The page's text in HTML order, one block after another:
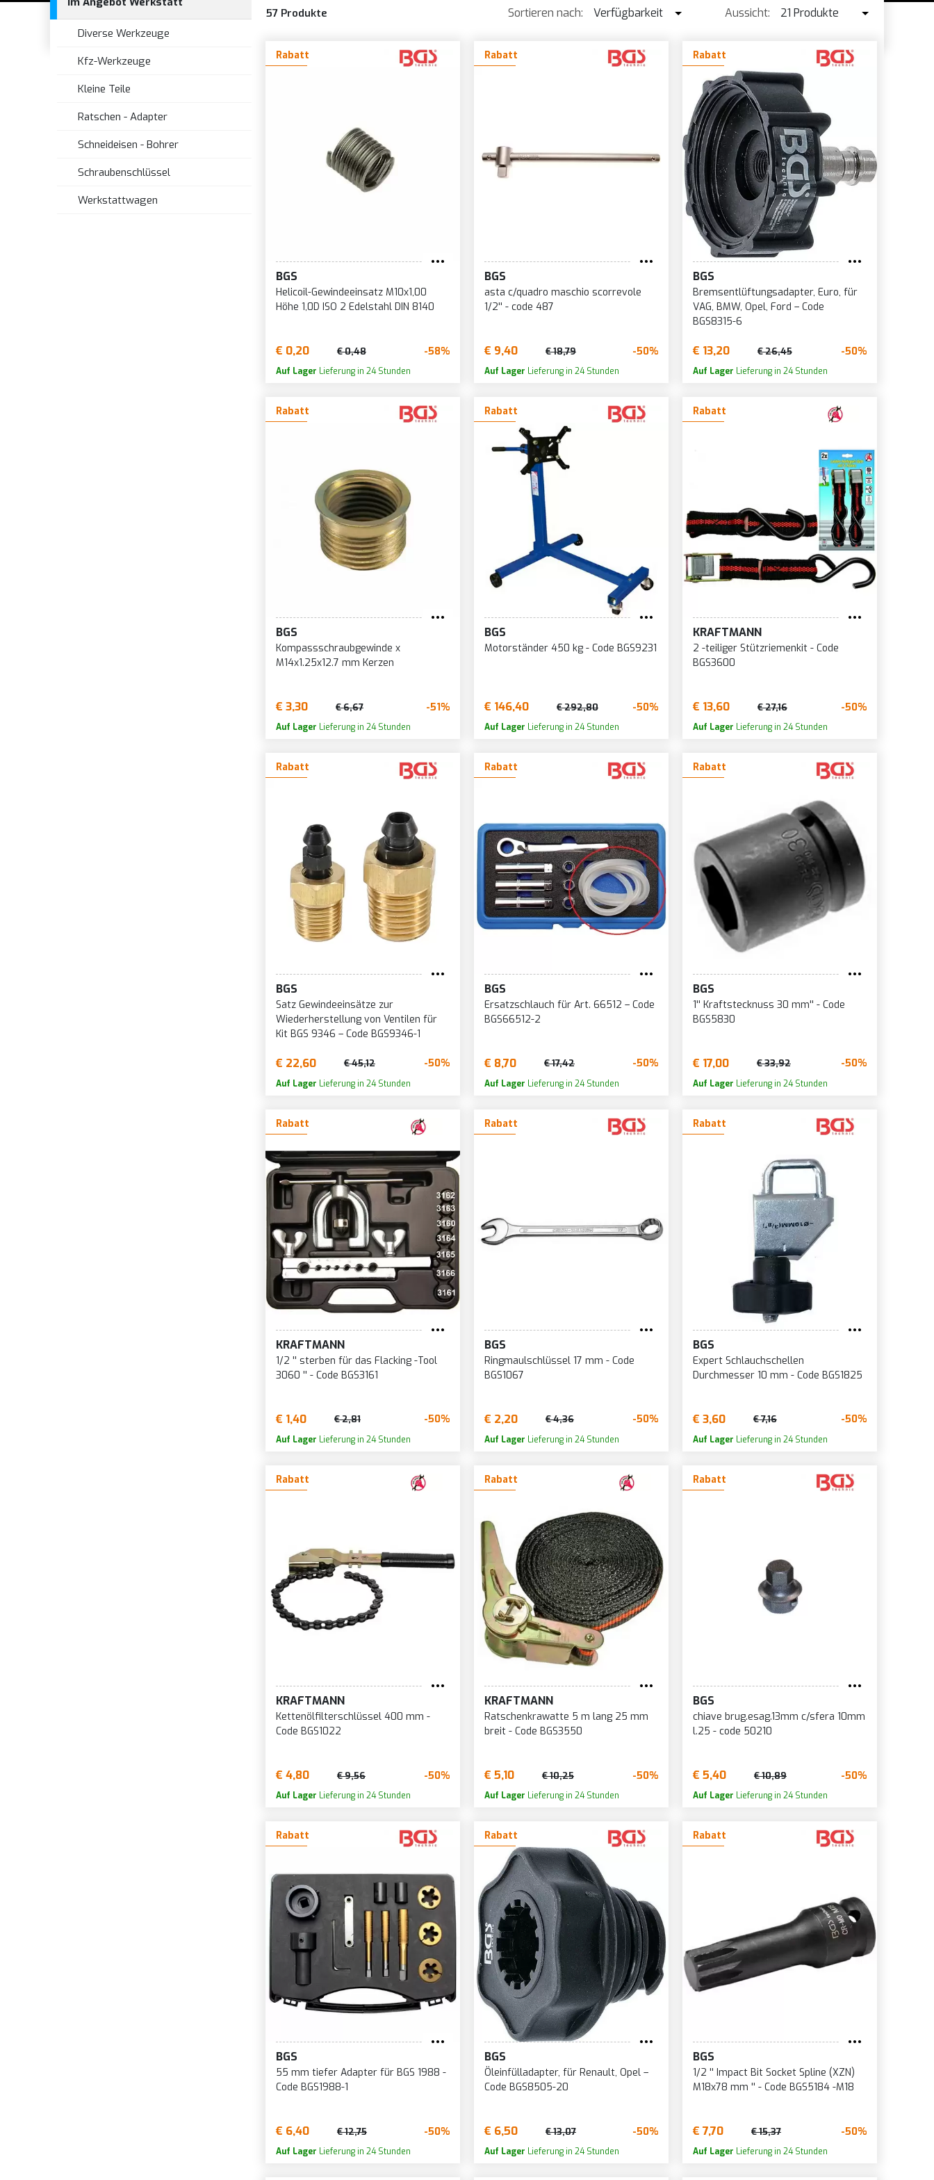
Diverse Werkzeuge
Kfz-Werkzeuge
Kleine Teile
Ratschen - Adapter
Schneideisen - Bohrer
Schraubenschlüssel
Werkstattwagen
57 Produkte Sortieren nach:
Verfügbarkeit
Verkaufsschlager
Name
Aussicht:
21 Produkte
42 Produkte
Rabatt
BGS
Helicoil-Gewindeeinsatz M10x1,00
Höhe 1,0D ISO 2 Edelstahl DIN 8140
€ 0,20 € 0,48 -58%
Auf Lager Lieferung in 24 Stunden
Rabatt
BGS
asta c/quadro maschio scorrevole
1/2'' - code 487
€ 9,40 € 18,79 -50%
Auf Lager Lieferung in 24 Stunden
Rabatt
BGS
Bremsentlüftungsadapter, Euro, für
VAG, BMW, Opel, Ford – Code
BGS8315-6
€ 13,20 € 26,45 -50%
Auf Lager Lieferung in 24 Stunden
Rabatt
BGS
Kompassschraubgewinde x
M14x1.25x12.7 mm Kerzen
€ 3,30 € 6,67 -51%
Auf Lager Lieferung in 24 Stunden
Rabatt
BGS
Motorständer 450 kg - Code BGS9231
€ 146,40 € 292,80 -50%
Auf Lager Lieferung in 24 Stunden
Rabatt
KRAFTMANN
2 -teiliger Stützriemenkit - Code
BGS3600
€ 13,60 € 27,16 -50%
Auf Lager Lieferung in 24 Stunden
Rabatt
BGS
Satz Gewindeeinsätze zur
Wiederherstellung von Ventilen für
Kit BGS 9346 – Code BGS9346-1
€ 22,60 € 45,12 -50%
Auf Lager Lieferung in 24 Stunden
Rabatt
BGS
Ersatzschlauch für Art. 66512 – Code
BGS66512-2
€ 8,70 € 17,42 -50%
Auf Lager Lieferung in 24 Stunden
Rabatt
BGS
1'' Kraftstecknuss 30 mm'' - Code
BGS5830
€ 17,00 € 33,92 -50%
Auf Lager Lieferung in 24 Stunden
Rabatt
KRAFTMANN
1/2 '' sterben für das Flacking -Tool
3060 '' - Code BGS3161
€ 1,40 € 2,81 -50%
Auf Lager Lieferung in 24 Stunden
Rabatt
BGS
Ringmaulschlüssel 17 mm - Code
BGS1067
€ 2,20 € 4,36 -50%
Auf Lager Lieferung in 24 Stunden
Rabatt
BGS
Expert Schlauchschellen
Durchmesser 10 mm - Code BGS1825
€ 3,60 € 7,16 -50%
Auf Lager Lieferung in 24 Stunden
Rabatt
KRAFTMANN
Kettenölfilterschlüssel 400 mm -
Code BGS1022
€ 4,80 € 9,56 -50%
Auf Lager Lieferung in 24 Stunden
Rabatt
KRAFTMANN
Ratschenkrawatte 5 m lang 25 mm
breit - Code BGS3550
€ 5,10 € 10,25 -50%
Auf Lager Lieferung in 24 Stunden
Rabatt
BGS
chiave brug.esag.13mm c/sfera 10mm
l.25 - code 50210
€ 5,40 € 10,89 -50%
Auf Lager Lieferung in 24 Stunden
Rabatt
BGS
55 mm tiefer Adapter für BGS 1988 -
Code BGS1988-1
€ 6,40 € 12,75 -50%
Auf Lager Lieferung in 24 Stunden
Rabatt
BGS
Öleinfülladapter, für Renault, Opel –
Code BGS8505-20
€ 6,50 € 13,07 -50%
Auf Lager Lieferung in 24 Stunden
Rabatt
BGS
1/2 '' Impact Bit Socket Spline (XZN)
M18x78 mm '' - Code BGS5184 -M18
€ 7,70 € 15,37 -50%
Auf Lager Lieferung in 24 Stunden